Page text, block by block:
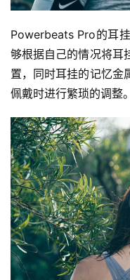
赛
观
察
装
备
训
练
视
频
Powerbeats Pro的耳
够根据自己的情况将耳
置，同时耳挂的记忆金
佩戴时进行繁琐的调整。